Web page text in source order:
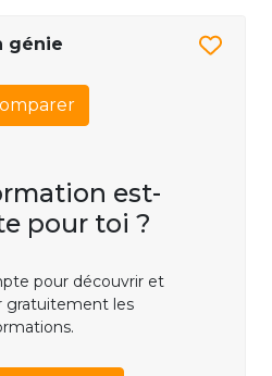
génie
est-
pour toi ?
pour découvrir et
gratuitement les